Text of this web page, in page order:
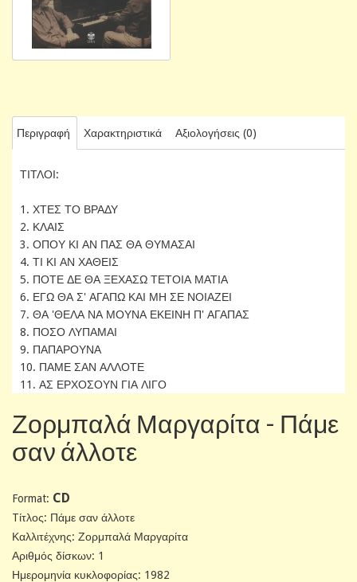
Περιγραφή Χαρακτηριστικά Αξιολογήσεις (0)
ΤΙΤΛΟΙ:
1. ΧΤΕΣ ΤΟ ΒΡΑΔΥ
2. ΚΛΑΙΣ
3. ΟΠΟΥ ΚΙ ΑΝ ΠΑΣ ΘΑ ΘΥΜΑΣΑΙ
4. ΤΙ ΚΙ ΑΝ ΧΑΘΕΙΣ
5. ΠΟΤΕ ΔΕ ΘΑ ΞΕΧΑΣΩ ΤΕΤΟΙΑ ΜΑΤΙΑ
6. ΕΓΩ ΘΑ Σ' ΑΓΑΠΩ ΚΑΙ ΜΗ ΣΕ ΝΟΙΑΖΕΙ
7. ΘΑ 'ΘΕΛΑ ΝΑ ΜΟΥΝΑ ΕΚΕΙΝΗ Π' ΑΓΑΠΑΣ
8. ΠΟΣΟ ΛΥΠΑΜΑΙ
9. ΠΑΠΑΡΟΥΝΑ
10. ΠΑΜΕ ΣΑΝ ΑΛΛΟΤΕ
11. ΑΣ ΕΡΧΟΣΟΥΝ ΓΙΑ ΛΙΓΟ
Ζορμπαλά Μαργαρίτα - Πάμε
σαν άλλοτε
Format: CD
Tίτλος: Πάμε σαν άλλοτε
Καλλιτέχνης: Ζορμπαλά Μαργαρίτα
Αριθμός δίσκων: 1
Ημερομηνία κυκλοφορίας: 1982